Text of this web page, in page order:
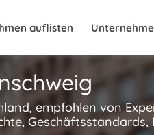
auflisten
empfohlen von